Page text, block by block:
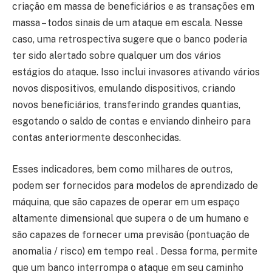
criação em massa de beneficiários e as transações em
massa – todos sinais de um ataque em escala. Nesse
caso, uma retrospectiva sugere que o banco poderia
ter sido alertado sobre qualquer um dos vários
estágios do ataque. Isso inclui invasores ativando vários
novos dispositivos, emulando dispositivos, criando
novos beneficiários, transferindo grandes quantias,
esgotando o saldo de contas e enviando dinheiro para
contas anteriormente desconhecidas.
Esses indicadores, bem como milhares de outros,
podem ser fornecidos para modelos de aprendizado de
máquina, que são capazes de operar em um espaço
altamente dimensional que supera o de um humano e
são capazes de fornecer uma previsão (pontuação de
anomalia / risco) em tempo real . Dessa forma, permite
que um banco interrompa o ataque em seu caminho